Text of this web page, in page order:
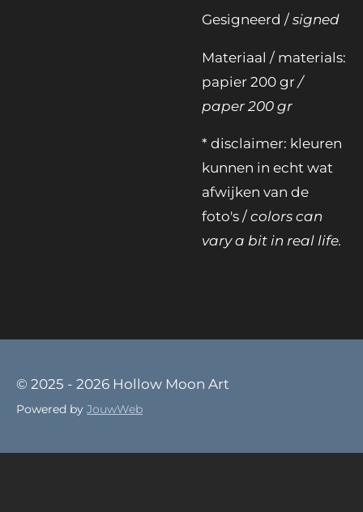
Gesigneerd / signed
Materiaal / materials:
papier 200 gr /
paper 200 gr
* disclaimer: kleuren
kunnen in echt wat
afwijken van de
foto's / colors can
vary a bit in real life.
© 2025 - 2026 Hollow Moon Art
Powered by JouwWeb